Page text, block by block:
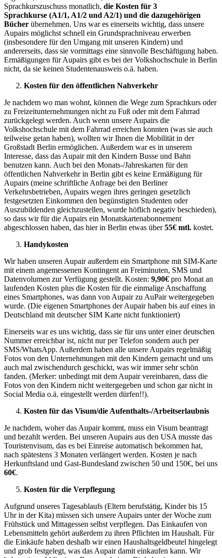
Sprachkurszuschuss monatlich, die Kosten für 3
Sprachkurse (A1/1, A1/2 und A2/1) und die dazugehörigen
Bücher übernehmen. Uns war es einerseits wichtig, dass unsere
Aupairs möglichst schnell ein Grundsprachniveau erwerben
(insbesondere für den Umgang mit unseren Kindern) und
andererseits, dass sie vormittags eine sinnvolle Beschäftigung haben.
Ermäßigungen für Aupairs gibt es bei der Volkshochschule in Berlin
nicht, da sie keinen Studentenausweis o.ä. haben.
Kosten für den öffentlichen Nahverkehr
Je nachdem wo man wohnt, können die Wege zum Sprachkurs oder
zu Freizeitunternehmungen nicht zu Fuß oder mit dem Fahrrad
zurückgelegt werden. Auch wenn unsere Aupairs die
Volkshochschule mit dem Fahrrad erreichen konnten (was sie auch
teilweise getan haben), wollten wir Ihnen die Mobilität in der
Großstadt Berlin ermöglichen. Außerdem war es in unserem
Interesse, dass das Aupair mit den Kindern Busse und Bahn
benutzen kann. Auch bei den Monats-/Jahreskarten für den
öffentlichen Nahverkehr in Berlin gibt es keine Ermäßigung für
Aupairs (meine schriftliche Anfrage bei den Berliner
Verkehrsbetrieben, Aupairs wegen ihres geringen gesetzlich
festgesetzten Einkommen den begünstigten Studenten oder
Auszubildenden gleichzustellen, wurde höflich negativ beschieden),
so dass wir für die Aupairs ein Monatskartenabonnement
abgeschlossen haben, das hier in Berlin etwas über55€ mtl. kostet.
Handykosten
Wir haben unseren Aupair außerdem ein Smartphone mit SIM-Karte
mit einem angemessenen Kontingent an Freiminuten, SMS und
Datenvolumen zur Verfügung gestellt. Kosten: 9,90€ pro Monat an
laufenden Kosten plus die Kosten für die einmalige Anschaffung
eines Smartphones, was dann von Aupair zu AuPair weitergegeben
wurde. (Die eigenen Smartphones der Aupair haben bis auf eines in
Deutschland mit deutscher SIM Karte nicht funktioniert)
Einerseits war es uns wichtig, dass sie für uns unter einer deutschen
Nummer erreichbar ist, nicht nur per Telefon sondern auch per
SMS/WhatsApp. Außerdem haben alle unsere Aupairs regelmäßig
Fotos von den Unternehmungen mit den Kindern gemacht und uns
auch mal zwischendurch geschickt, was wir immer sehr schön
fanden. (Merker: unbedingt mit dem Aupair vereinbaren, dass die
Fotos von den Kindern nicht weitergegeben und schon gar nicht in
Social Media o.ä. eingestellt werden dürfen!!).
Kosten für das Visum/die Aufenthalts-/Arbeitserlaubnis
Je nachdem, woher das Aupair kommt, muss ein Visum beantragt
und bezahlt werden. Bei unseren Aupairs aus den USA musste das
Touristenvisum, das es bei Einreise automatisch bekommen hat,
nach spätestens 3 Monaten verlängert werden. Kosten je nach
Herkunftsland und Gast-Bundesland zwischen 50 und 150€, bei uns
60€.
Kosten für die Verpflegung
Aufgrund unseres Tagesablaufs (Eltern berufstätig, Kinder bis 15
Uhr in der Kita) müssen sich unsere Aupairs unter der Woche zum
Frühstück und Mittagessen selbst verpflegen. Das Einkaufen von
Lebensmitteln gehört außerdem zu ihren Pflichten im Haushalt. Für
die Einkäufe haben deshalb wir einen Haushaltsgeldbeutel hingelegt
und grob festgelegt, was das Aupair damit einkaufen kann. Wir